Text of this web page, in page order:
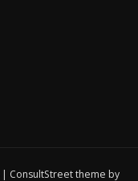
ConsultStreet theme by